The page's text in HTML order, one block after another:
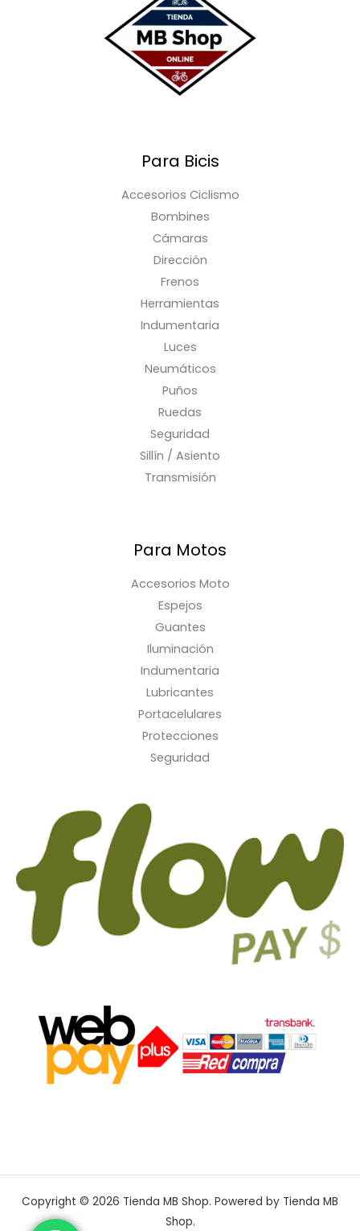
Para Bicis
Accesorios Ciclismo
Bombines
Cámaras
Dirección
Frenos
Herramientas
Indumentaria
Luces
Neumáticos
Puños
Ruedas
Seguridad
Sillín / Asiento
Transmisión
Para Motos
Accesorios Moto
Espejos
Guantes
Iluminación
Indumentaria
Lubricantes
Portacelulares
Protecciones
Seguridad
Copyright © 2026 Tienda MB Shop. Powered by Tienda MB
Shop.